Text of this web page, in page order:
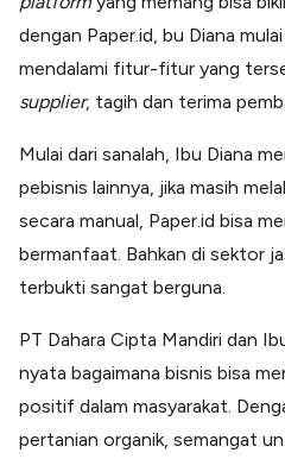
dengan Paper.id, bu Diana
mendalami fitur-fitur yang
supplier, tagih dan terima
Mulai dari sanalah, Ibu Diana
pebisnis lainnya, jika masih
secara manual, Paper.id bisa
bermanfaat. Bahkan di sektor
terbukti sangat berguna.
PT Dahara Cipta Mandiri dan
nyata bagaimana bisnis bisa
positif dalam masyarakat.
pertanian organik, semangat